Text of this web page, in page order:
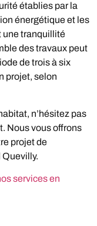
établies par la
énergétique et les
une tranquillité
des travaux peut
de trois à six
projet, selon
n’hésitez pas
Nous vous offrons
projet de
Quevilly.
services en